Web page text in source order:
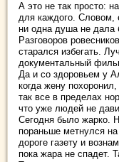
А это не так просто:
для каждого. Словом,
ни одна душа не дала
Разговоров
старался избегать.
документальный
Да и со здоровьем у
когда жену
так все в пределах
что уже людей не
Сегодня было жарко.
пораньше метнулся
дороге газету и
пока жара не спадет.